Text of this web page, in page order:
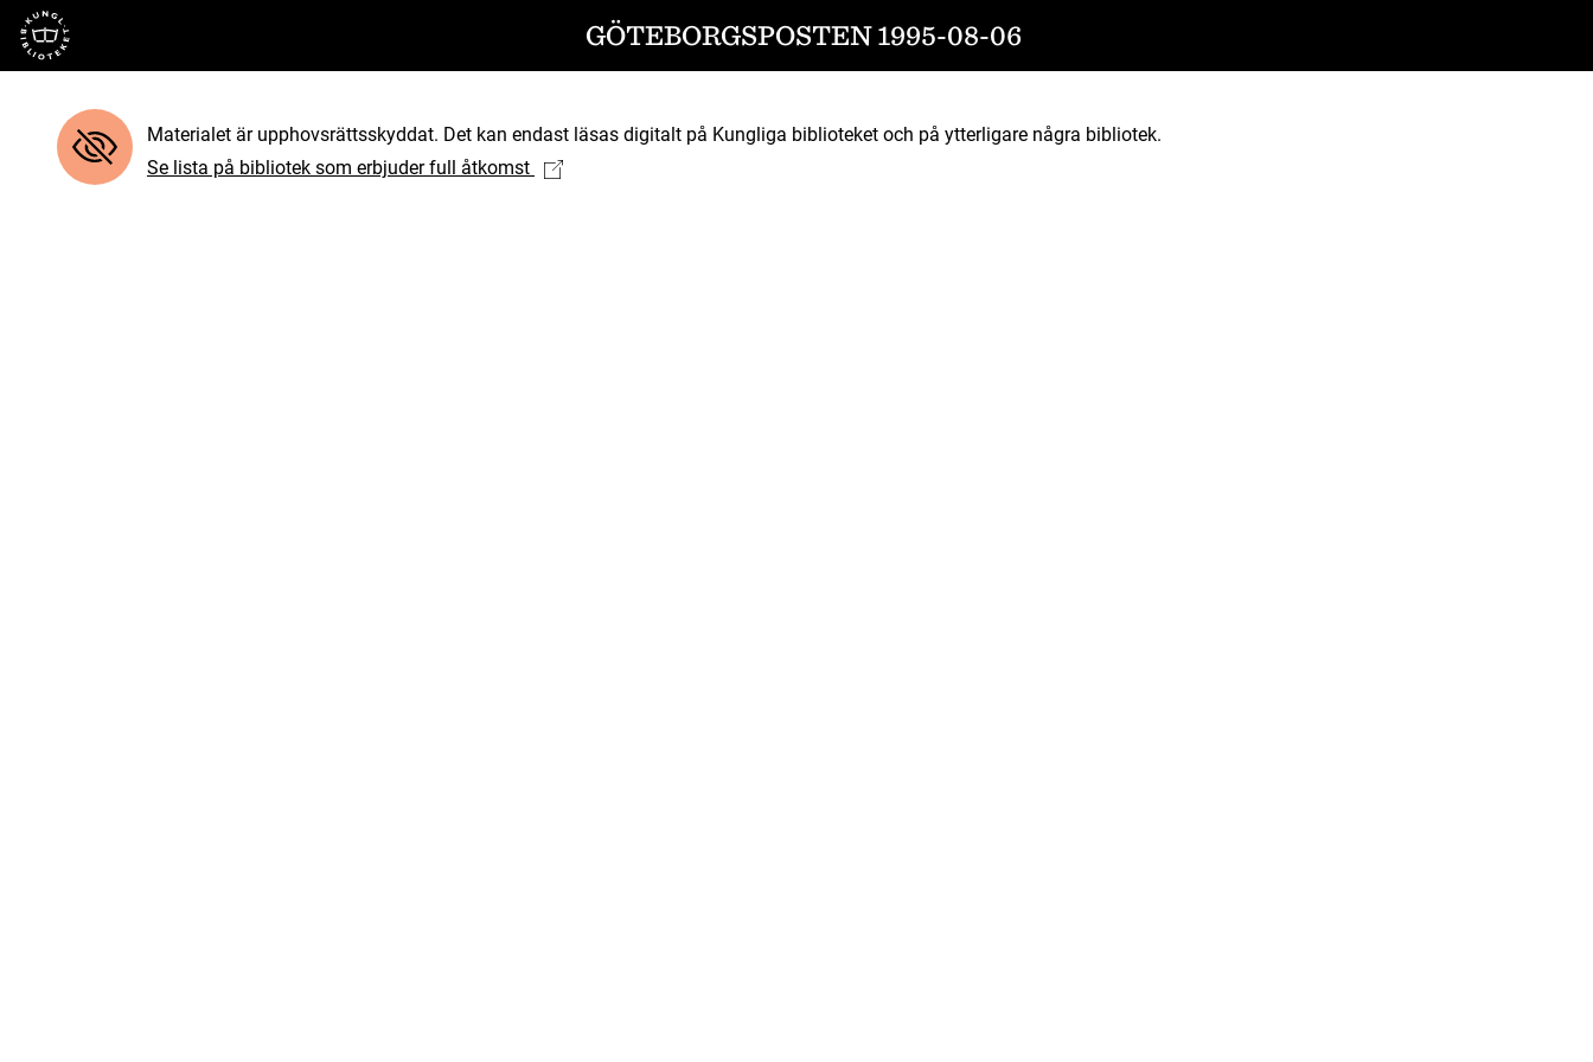
Till startsidan GÖTEBORGSPOSTEN 1995-08-06
Materialet är upphovsrättsskyddat. Det kan endast läsas digitalt på Kungliga biblioteket och på ytterligare några bibliotek.
Se lista på bibliotek som erbjuder full åtkomst